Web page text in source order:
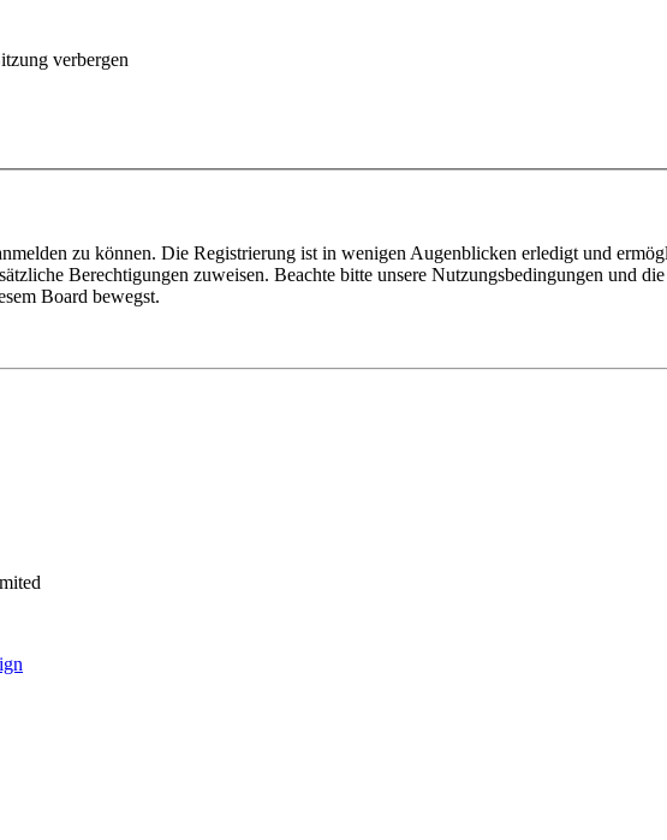
verbergen
zu können. Die Registrierung ist in wenigen Augenblicken erledigt und
Berechtigungen zuweisen. Beachte bitte unsere Nutzungsbedingungen und
Board bewegst.